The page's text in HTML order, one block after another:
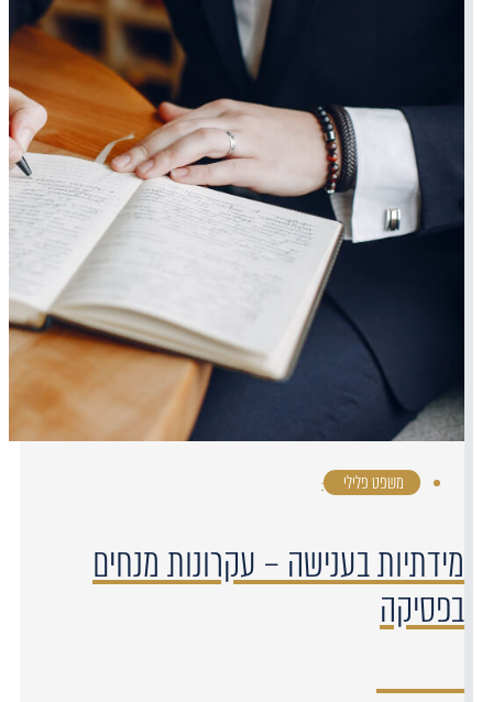
משפט פלילי ·
מידתיות בענישה – עקרונות מנחים
בפסיקה